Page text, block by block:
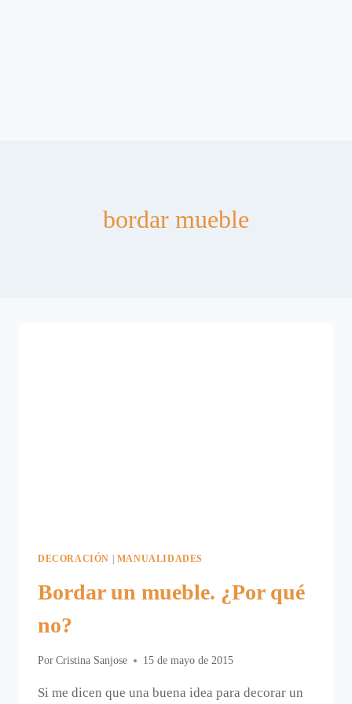
bordar mueble
DECORACIÓN | MANUALIDADES
Bordar un mueble. ¿Por qué
no?
Por Cristina Sanjose 15 de mayo de 2015
Si me dicen que una buena idea para decorar un